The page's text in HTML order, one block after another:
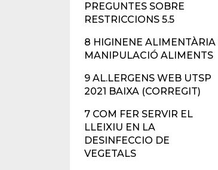
PREGUNTES SOBRE
RESTRICCIONS 5.5
8 HIGINENE ALIMENTÀRIA I
MANIPULACIÓ ALIMENTS
9 AL.LERGENS WEB UTSP
2021 BAIXA (CORREGIT)
7 COM FER SERVIR EL
LLEIXIU EN LA
DESINFECCIO DE
VEGETALS